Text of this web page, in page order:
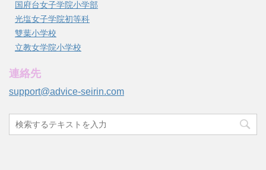
国府台女子学院小学部
光塩女子学院初等科
雙葉小学校
立教女学院小学校
連絡先
support@advice-seirin.com